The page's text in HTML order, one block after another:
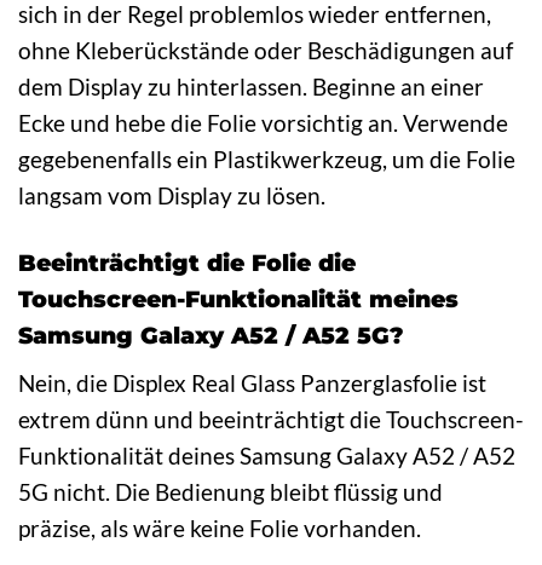
sich in der Regel problemlos wieder entfernen,
ohne Kleberückstände oder Beschädigungen auf
dem Display zu hinterlassen. Beginne an einer
Ecke und hebe die Folie vorsichtig an. Verwende
gegebenenfalls ein Plastikwerkzeug, um die Folie
langsam vom Display zu lösen.
Beeinträchtigt die Folie die
Touchscreen-Funktionalität meines
Samsung Galaxy A52 / A52 5G?
Nein, die Displex Real Glass Panzerglasfolie ist
extrem dünn und beeinträchtigt die Touchscreen-
Funktionalität deines Samsung Galaxy A52 / A52
5G nicht. Die Bedienung bleibt flüssig und
präzise, als wäre keine Folie vorhanden.